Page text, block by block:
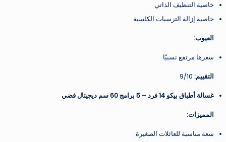
خاصية التنظيف الذاتي
خاصية إزالة الترسبات الكلسية
العيوب:
سعرها مرتفع نسبيًا
التقييم:
غسالة أطباق بيكو 14 فرد – 5 برامج 60 سم ديجيتال فضي
المميزات:
سعة مناسبة للعائلات الصغيرة